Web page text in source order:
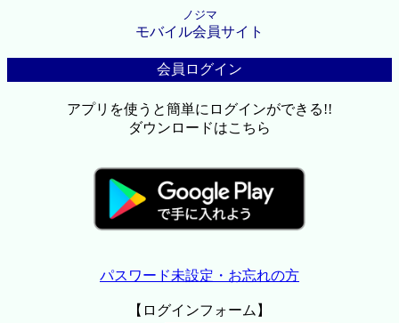
ノジマ
モバイル会員サイト
会員ログイン
アプリを使うと簡単にログインができる!!
ダウンロードはこちら
パスワード未設定・お忘れの方
【ログインフォーム】